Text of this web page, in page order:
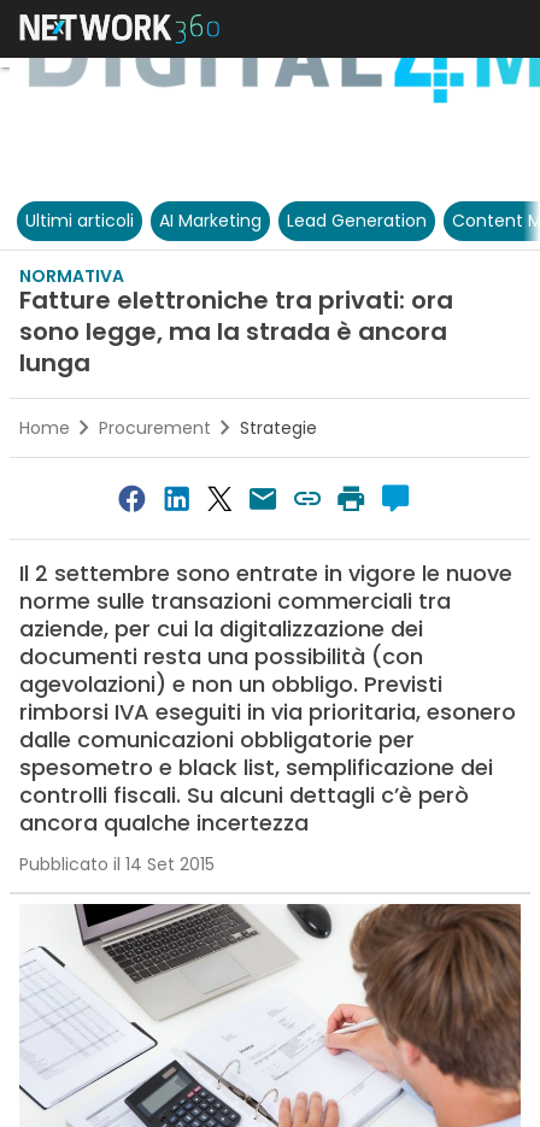
Ultimi articoli AI Marketing Lead Generation Content
NORMATIVA
Fatture elettroniche tra privati: ora
sono legge, ma la strada è ancora
lunga
Home Procurement Strategie
Il 2 settembre sono entrate in vigore le nuove
norme sulle transazioni commerciali tra
aziende, per cui la digitalizzazione dei
documenti resta una possibilità (con
agevolazioni) e non un obbligo. Previsti
rimborsi IVA eseguiti in via prioritaria, esonero
dalle comunicazioni obbligatorie per
spesometro e black list, semplificazione dei
controlli fiscali. Su alcuni dettagli c’è però
ancora qualche incertezza
Pubblicato il 14 Set 2015